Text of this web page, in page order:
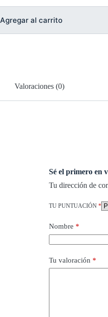
Agregar al carrito
Valoraciones (0)
Sé el primero en
Tu dirección de
TU PUNTUACIÓN *
Nombre *
Tu valoración *